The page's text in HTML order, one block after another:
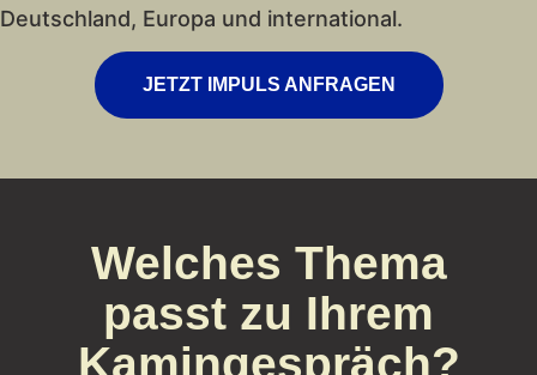
Deutschland, Europa und international.
JETZT IMPULS ANFRAGEN
Welches Thema
passt zu Ihrem
Kamingespräch?